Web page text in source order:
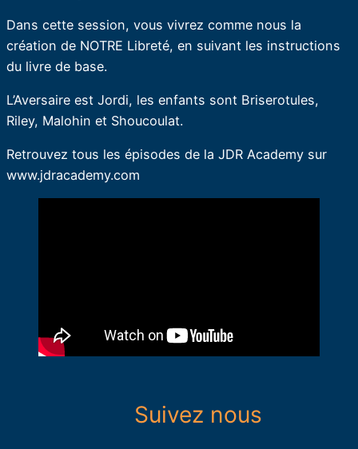
Dans cette session, vous vivrez comme nous la
création de NOTRE Libreté, en suivant les instructions
du livre de base.
L’Aversaire est Jordi, les enfants sont Briserotules,
Riley, Malohin et Shoucoulat.
Retrouvez tous les épisodes de la JDR Academy sur
www.jdracademy.com
Suivez nous